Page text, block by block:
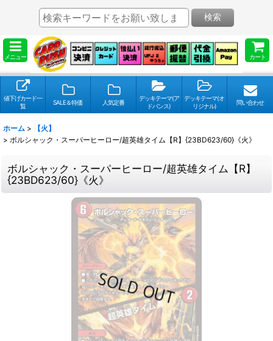
メニュー カート
検索
値下げカード一
覧
SALE＆特価 人気定番
デッキテーマ(ア
ドバンス)
デッキテーマ(オ
リジナル)
問い合わせ
ホーム >
【火】
> ボルシャック・スーパーヒーロー/超英雄タイム【R】{23BD623/60}《火》
ボルシャック・スーパーヒーロー/超英雄タイム【R】
{23BD623/60}《火》